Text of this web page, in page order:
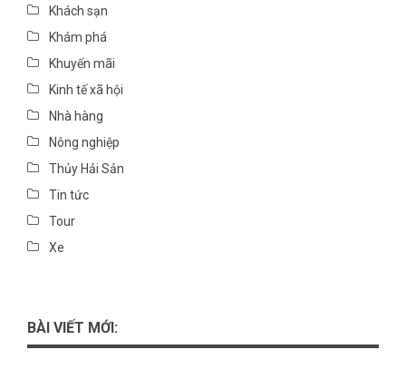
Khách sạn
Khám phá
Khuyến mãi
Kinh tế xã hội
Nhà hàng
Nông nghiệp
Thủy Hải Sản
Tin tức
Tour
Xe
BÀI VIẾT MỚI: